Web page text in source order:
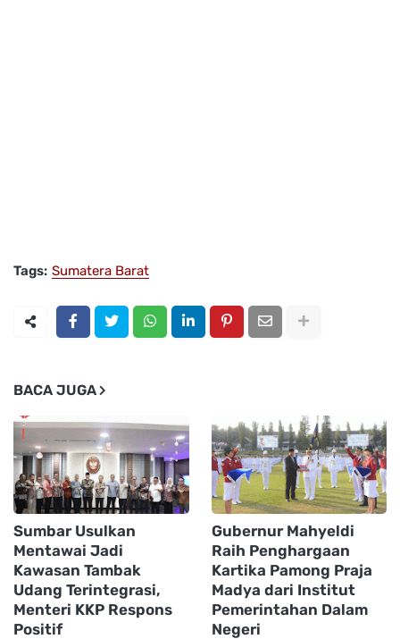
Tags: Sumatera Barat
BACA JUGA
Sumbar Usulkan
Mentawai Jadi
Kawasan Tambak
Udang Terintegrasi,
Menteri KKP Respons
Positif
Gubernur Mahyeldi
Raih Penghargaan
Kartika Pamong Praja
Madya dari Institut
Pemerintahan Dalam
Negeri